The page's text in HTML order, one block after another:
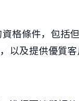
格條件，包括
以及提供優質